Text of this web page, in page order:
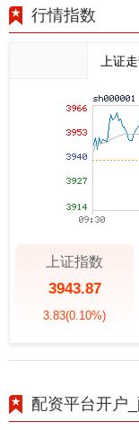
行情指数
上证
上证指数
3943.87
3.83(0.10%)
配资平台开户